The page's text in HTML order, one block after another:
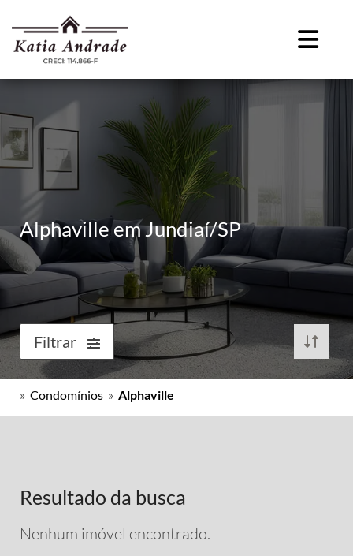
Alphaville em Jundiaí/SP
Filtrar
» Condomínios » Alphaville
Resultado da busca
Nenhum imóvel encontrado.